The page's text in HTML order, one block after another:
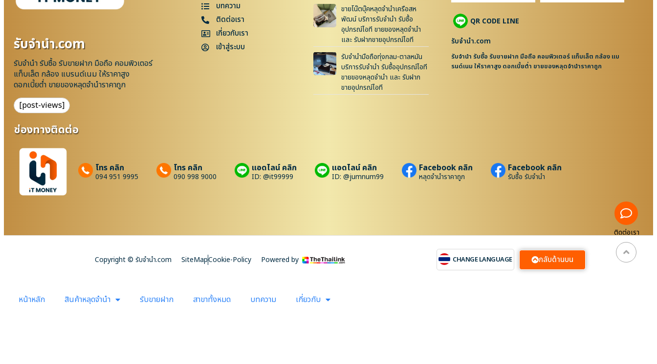
รับจํานํา.com
รับจำนำ รับซื้อ รับขายฝาก มือถือ คอมพิวเตอร์
แท็บเล็ต กล้อง แบรนด์เนม ให้ราคาสูง
ดอกเบี้ยต่ำ ขายของหลุดจำนำราคาถูก
[post-views]
บทความ
ติดต่อเรา
เกี่ยวกับเรา
เข้าสู่ระบบ
ขายโน๊ตบุ๊คหลุดจำนำเครือสห
พัฒน์ บริการรับจำนำ รับซื้อ
อุปกรณ์ไอที ขายของหลุดจำนำ
และ รับฝากขายอุปกรณ์ไอที
รับจำนำมือถือทุ่งกลม-ตาลหมัน
บริการรับจำนำ รับซื้ออุปกรณ์ไอที
ขายของหลุดจำนำ และ รับฝาก
ขายอุปกรณ์ไอที
QR CODE LINE
รับจํานํา.com
รับจำนำ รับซื้อ รับขายฝาก มือถือ คอมพิวเตอร์ แท็บเล็ต กล้อง แบ
รนด์เนม ให้ราคาสูง ดอกเบี้ยต่ำ ขายของหลุดจำนำราคาถูก
ช่องทางติดต่อ
โทร คลิก
094 951 9995
โทร คลิก
090 998 9000
แอดไลน์ คลิก
ID: @it99999
แอดไลน์ คลิก
ID: @jumnum99
Facebook คลิก
หลุดจำนำราคาถูก
Facebook คลิก
รับซื้อ รับจำนำ
Copyright © รับจํานํา.com SiteMapCookie-Policy Powered by CHANGE LANGUAGE กลับด้านบน
ติดต่อเรา
หน้าหลัก สินค้าหลุดจำนำ รับขายฝาก สาขาทั้งหมด บทความ เกี่ยวกับ